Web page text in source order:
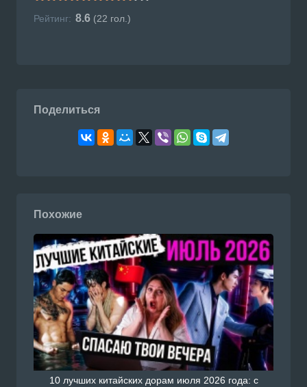
Рейтинг: 8.6 (22 гол.)
Поделиться
Похожие
10 лучших китайских дорам июля 2026 года: с